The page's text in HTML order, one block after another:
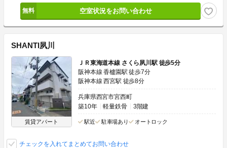
空室状況をお問い合わせ
SHANTI夙川
賃貸アパート
ＪＲ東海道本線 さくら夙川駅 徒歩5分
阪神本線 香櫨園駅 徒歩7分
阪神本線 西宮駅 徒歩8分
兵庫県西宮市宮西町
築10年
軽量鉄骨 3階建
駅近 駐車場あり オートロック
チェックを入れてまとめてお問い合わせ